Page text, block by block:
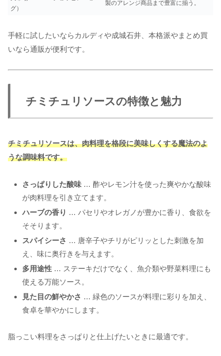
グ）
製のアレンジ商品まで豊富に揃う。
手軽に試したいならカルディや成城石井、本格派やまとめ買
いなら通販が便利です。
チミチュリソースの特徴と魅力
チミチュリソースは、肉料理を格段に美味しくする魔法のよ
うな調味料です。
さっぱりした酸味 … 酢やレモン汁を使った爽やかな酸味
が肉料理を引き立てます。
ハーブの香り … パセリやオレガノが豊かに香り、食欲を
そそります。
スパイシーさ … 唐辛子やチリがピリッとした刺激を加
え、味に奥行きを与えます。
多用途性 … ステーキだけでなく、魚介類や野菜料理にも
使える万能ソース。
見た目の鮮やかさ … 緑色のソースが料理に彩りを加え、
食卓を華やかにします。
脂っこい料理をさっぱりと仕上げたいときに最適です。